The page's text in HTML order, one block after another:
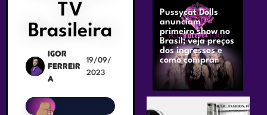
TV
Brasileira
Igor
Ferreir
a
19/09/
2023
Pussycat Dolls
anunciam
primeiro show no
Brasil; veja preços
dos ingressos e
como comprar